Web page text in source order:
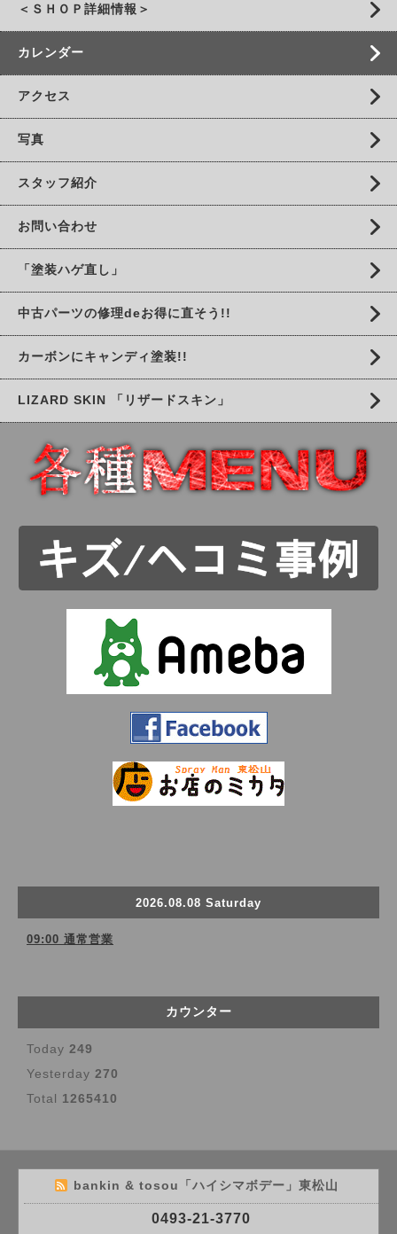
＜ＳＨＯＰ詳細情報＞
カレンダー
アクセス
写真
スタッフ紹介
お問い合わせ
「塗装ハゲ直し」
中古パーツの修理deお得に直そう!!
カーボンにキャンディ塗装!!
LIZARD SKIN 「リザードスキン」
2026.08.08 Saturday
09:00 通常営業
カウンター
Today 249
Yesterday 270
Total 1265410
bankin & tosou「ハイシマボデー」東松山
0493-21-3770